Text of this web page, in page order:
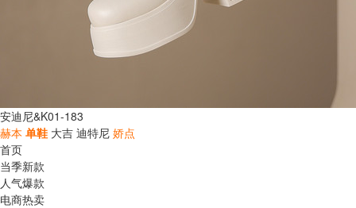
安迪尼&K01-183
赫本 单鞋 大吉 迪特尼 娇点
首页
当季新款
人气爆款
电商热卖